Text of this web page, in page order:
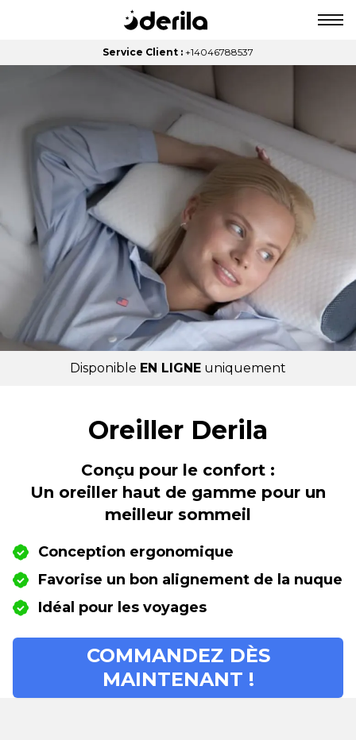
Service Client : +14046788537
Disponible EN LIGNE uniquement
Oreiller Derila
Conçu pour le confort :
Un oreiller haut de gamme pour un
meilleur sommeil
Conception ergonomique
Favorise un bon alignement de la nuque
Idéal pour les voyages
COMMANDEZ DÈS
MAINTENANT !